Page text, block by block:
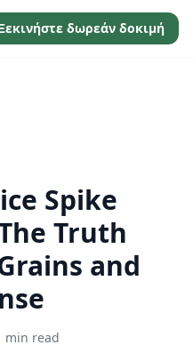
δωρεάν δοκιμή
Spike
Truth
and
min read